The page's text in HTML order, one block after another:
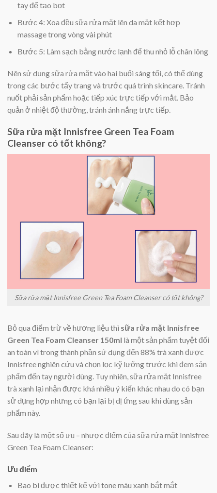
tay để tạo bọt
Bước 4: Xoa đều sữa rửa mặt lên da mặt kết hợp
massage trong vòng vài phút
Bước 5: Làm sạch bằng nước lạnh để thu nhỏ lỗ chân lông
Nên sử dụng sữa rửa mặt vào hai buổi sáng tối, có thể dùng
trong các bước tẩy trang và trước quá trình skincare. Tránh
nuốt phải sản phẩm hoặc tiếp xúc trực tiếp với mắt. Bảo
quản ở nhiệt độ thường, tránh ánh nắng trực tiếp.
Sữa rửa mặt Innisfree Green Tea Foam
Cleanser có tốt không?
Sữa rửa mặt Innisfree Green Tea Foam Cleanser có tốt không?
Bỏ qua điểm trừ về hương liệu thì sữa rửa mặt Innisfree
Green Tea Foam Cleanser 150ml là một sản phẩm tuyệt đối
an toàn vì trong thành phần sử dụng đến 88% trà xanh được
Innisfree nghiên cứu và chọn lọc kỹ lưỡng trước khi đem sản
phẩm đến tay người dùng. Tuy nhiên, sữa rửa mặt Innisfree
trà xanh lại nhận được khá nhiều ý kiến khác nhau do có bạn
sử dụng hợp nhưng có bạn lại bị dị ứng sau khi dùng sản
phẩm này.
Sau đây là một số ưu – nhược điểm của sữa rửa mặt Innisfree
Green Tea Foam Cleanser:
Ưu điểm
Bao bì được thiết kế với tone màu xanh bắt mắt